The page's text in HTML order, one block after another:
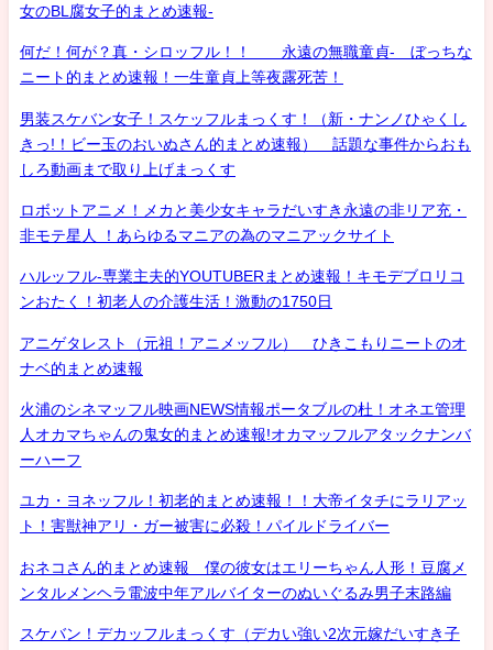
女のBL腐女子的まとめ速報-
何だ！何が？真・シロッフル！！ 永遠の無職童貞- ぼっちな
ニート的まとめ速報！一生童貞上等夜露死苦！
男装スケバン女子！スケッフルまっくす！（新・ナンノひゃくし
きっ!！ビー玉のおいぬさん的まとめ速報） 話題な事件からおも
しろ動画まで取り上げまっくす
ロボットアニメ！メカと美少女キャラだいすき永遠の非リア充・
非モテ星人 ！あらゆるマニアの為のマニアックサイト
ハルッフル-専業主夫的YOUTUBERまとめ速報！キモデブロリコ
ンおたく！初老人の介護生活！激動の1750日
アニゲタレスト（元祖！アニメッフル） ひきこもりニートのオ
ナベ的まとめ速報
火浦のシネマッフル映画NEWS情報ポータブルの杜！オネエ管理
人オカマちゃんの鬼女的まとめ速報!オカマッフルアタックナンバ
ーハーフ
ユカ・ヨネッフル！初老的まとめ速報！！大帝イタチにラリアッ
ト！害獣神アリ・ガー被害に必殺！パイルドライバー
おネコさん的まとめ速報 僕の彼女はエリーちゃん人形！豆腐メ
ンタルメンヘラ電波中年アルバイターのぬいぐるみ男子末路編
スケバン！デカッフルまっくす（デカい強い2次元嫁だいすき子